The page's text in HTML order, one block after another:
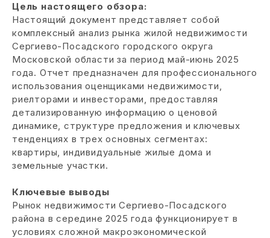
Цель настоящего обзора:
Настоящий документ представляет собой
комплексный анализ рынка жилой недвижимости
Сергиево-Посадского городского округа
Московской области за период май-июнь 2025
года. Отчет предназначен для профессионального
использования оценщиками недвижимости,
риелторами и инвесторами, предоставляя
детализированную информацию о ценовой
динамике, структуре предложения и ключевых
тенденциях в трех основных сегментах:
квартиры, индивидуальные жилые дома и
земельные участки.
Ключевые выводы
Рынок недвижимости Сергиево-Посадского
района в середине 2025 года функционирует в
условиях сложной макроэкономической